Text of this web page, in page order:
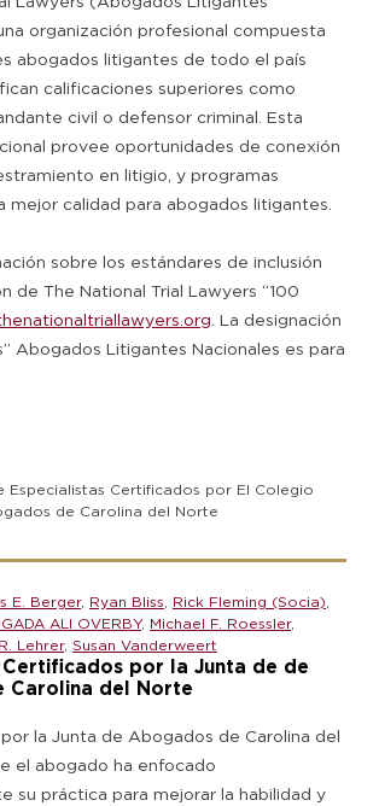
organización profesional compuesta
abogados litigantes de todo el país
calificaciones superiores como
civil o defensor criminal. Esta
provee oportunidades de conexión
en litigio, y programas
mejor calidad para abogados litigantes.
sobre los estándares de inclusión
de The National Trial Lawyers “100
. La designación
Abogados Litigantes Nacionales es para
E. Berger, Ryan Bliss, Rick Fleming (Socia),
ALI OVERBY, Michael F. Roessler,
Lehrer, Susan Vanderweert
Certificados por la Junta de de
Carolina del Norte
la Junta de Abogados de Carolina del
el abogado ha enfocado
su práctica para mejorar la habilidad y